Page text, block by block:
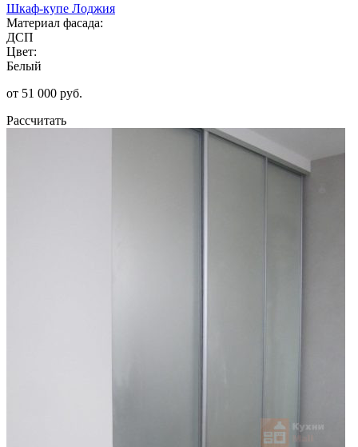
Шкаф-купе Лоджия
Материал фасада:
ДСП
Цвет:
Белый
от 51 000 руб.
Рассчитать